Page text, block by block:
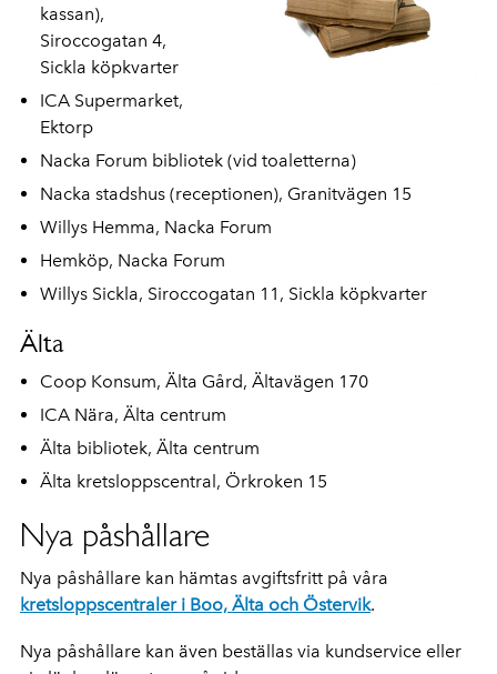
kassan),
Siroccogatan 4,
Sickla köpkvarter
ICA Supermarket,
Ektorp
Nacka Forum bibliotek (vid toaletterna)
Nacka stadshus (receptionen), Granitvägen 15
Willys Hemma, Nacka Forum
Hemköp, Nacka Forum
Willys Sickla, Siroccogatan 11, Sickla köpkvarter
Älta
Coop Konsum, Älta Gård, Ältavägen 170
ICA Nära, Älta centrum
Älta bibliotek, Älta centrum
Älta kretsloppscentral, Örkroken 15
Nya påshållare
Nya påshållare kan hämtas avgiftsfritt på våra
kretsloppscentraler i Boo, Älta och Östervik.
Nya påshållare kan även beställas via kundservice eller